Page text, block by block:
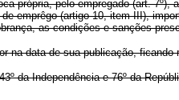
própria, pelo empregado (art.
emprêgo (artigo 10, item III),
as condições e sanções
na data de sua publicação,
da Independência e 76º da